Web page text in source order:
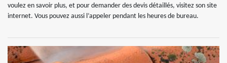
voulez en savoir plus, et pour demander des devis détaillés, visitez son site
internet. Vous pouvez aussi l’appeler pendant les heures de bureau.